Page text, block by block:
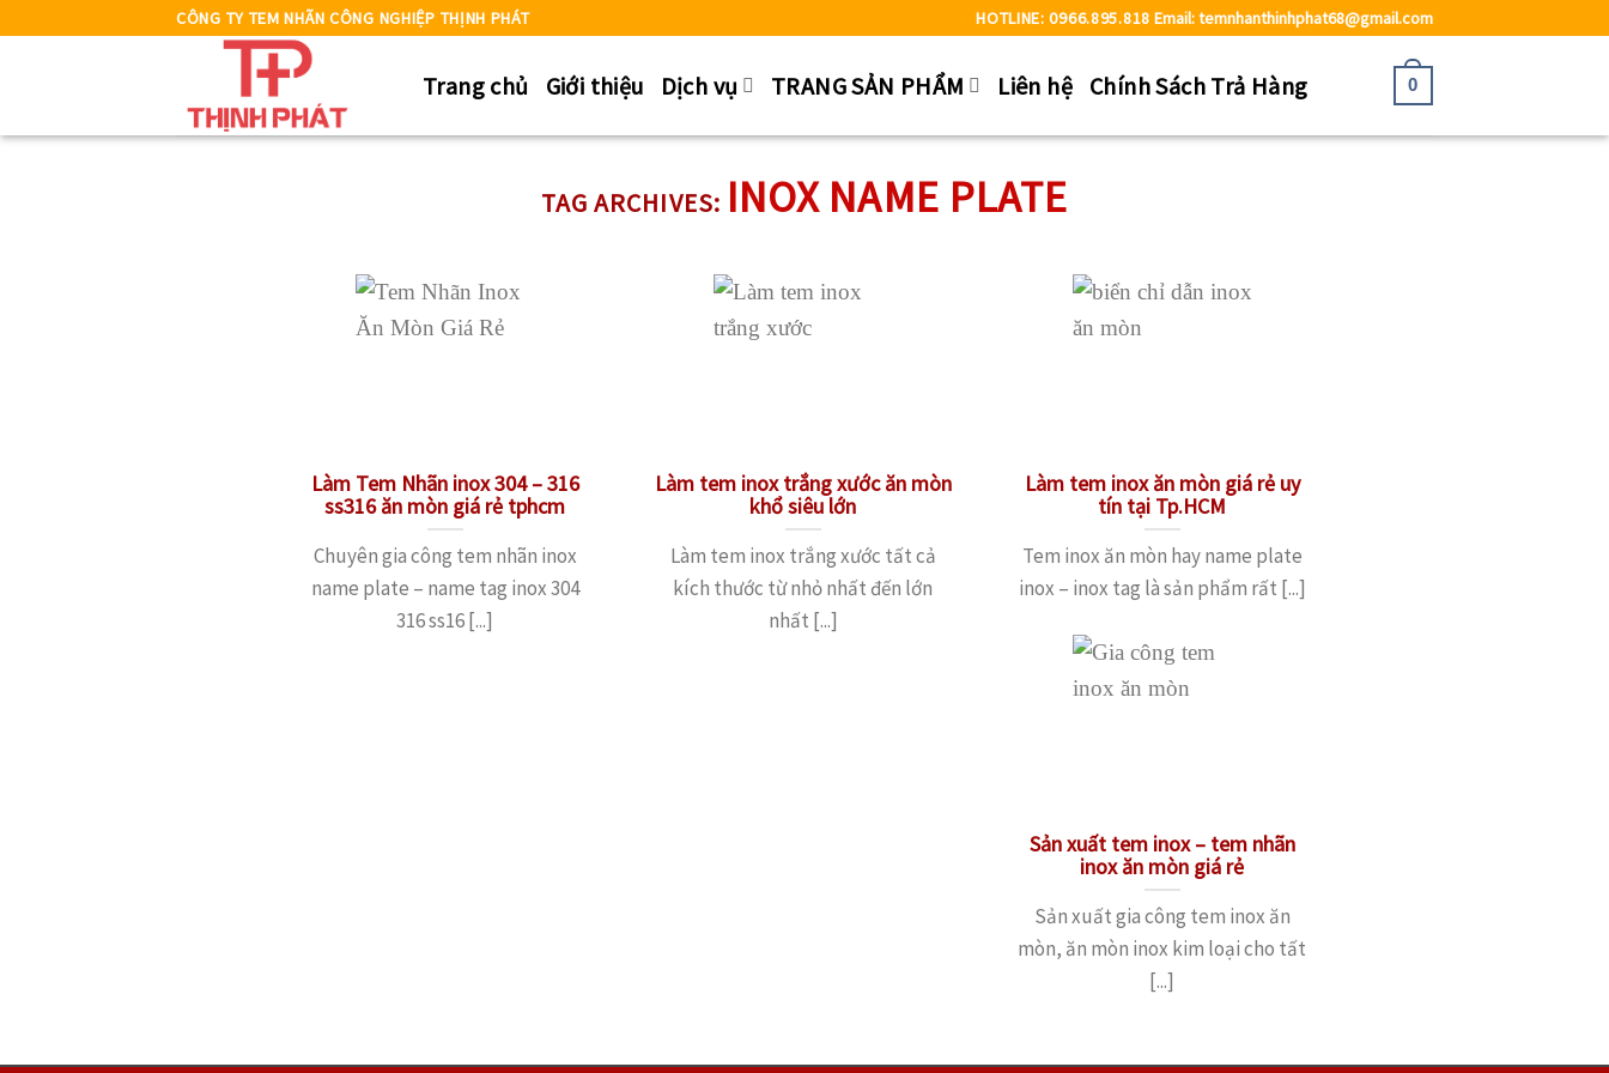
CÔNG TY TEM NHÃN CÔNG NGHIỆP THỊNH PHÁT HOTLINE: 0966.895.818 Email: temnhanthinhphat68@gmail.com
Trang chủ Giới thiệu Dịch vụ TRANG SẢN PHẨM Liên hệ Chính Sách Trả Hàng 0
TAG ARCHIVES: INOX NAME PLATE
Làm Tem Nhãn inox 304 – 316
ss316 ăn mòn giá rẻ tphcm
Chuyên gia công tem nhãn inox
name plate – name tag inox 304
316 ss16 [...]
Làm tem inox trắng xước ăn mòn
khổ siêu lớn
Làm tem inox trắng xước tất cả
kích thước từ nhỏ nhất đến lớn
nhất [...]
Làm tem inox ăn mòn giá rẻ uy
tín tại Tp.HCM
Tem inox ăn mòn hay name plate
inox – inox tag là sản phẩm rất [...]
Sản xuất tem inox – tem nhãn
inox ăn mòn giá rẻ
Sản xuất gia công tem inox ăn
mòn, ăn mòn inox kim loại cho tất
[...]